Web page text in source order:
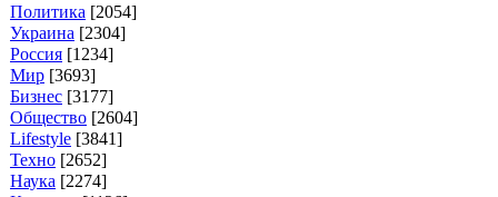
Политика [2054]
Украина [2304]
Россия [1234]
Мир [3693]
Бизнес [3177]
Общество [2604]
Lifestyle [3841]
Техно [2652]
Наука [2274]